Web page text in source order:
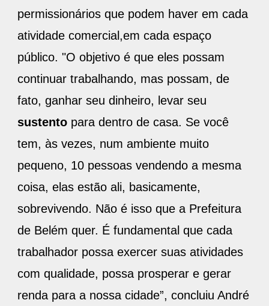
permissionários que podem haver em cada
atividade comercial,em cada espaço
público. "O objetivo é que eles possam
continuar trabalhando, mas possam, de
fato, ganhar seu dinheiro, levar seu
sustento para dentro de casa. Se você
tem, às vezes, num ambiente muito
pequeno, 10 pessoas vendendo a mesma
coisa, elas estão ali, basicamente,
sobrevivendo. Não é isso que a Prefeitura
de Belém quer. É fundamental que cada
trabalhador possa exercer suas atividades
com qualidade, possa prosperar e gerar
renda para a nossa cidade”, concluiu André